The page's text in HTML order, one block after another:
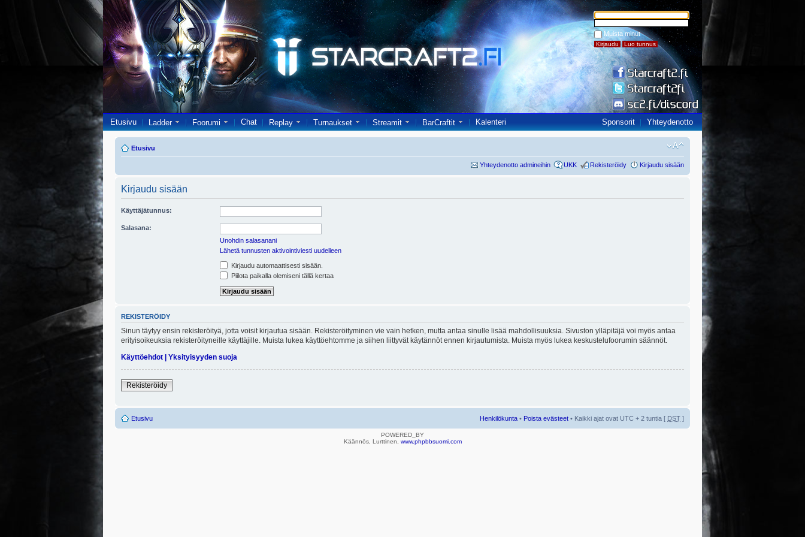
Muista minut
Etusivu Ladder Foorumi Chat Replay Turnaukset Streamit BarCraftit Kalenteri Sponsorit Yhteydenotto
Etusivu
Yhteydenotto admineihin UKK Rekisteröidy Kirjaudu sisään
Kirjaudu sisään
Käyttäjätunnus:
Salasana:
Unohdin salasanani
Lähetä tunnusten aktivointiviesti uudelleen
Kirjaudu automaattisesti sisään.
Piilota paikalla olemiseni tällä kertaa
REKISTERÖIDY
Sinun täytyy ensin rekisteröityä, jotta voisit kirjautua sisään. Rekisteröityminen vie vain hetken, mutta antaa sinulle lisää mahdollisuuksia. Sivuston ylläpitäjä voi myös antaa
erityisoikeuksia rekisteröityneille käyttäjille. Muista lukea käyttöehtomme ja siihen liittyvät käytännöt ennen kirjautumista. Muista myös lukea keskustelufoorumin säännöt.
Käyttöehdot | Yksityisyyden suoja
Rekisteröidy
Etusivu Henkilökunta • Poista evästeet • Kaikki ajat ovat UTC + 2 tuntia [ DST ]
POWERED_BY
Käännös, Lurttinen, www.phpbbsuomi.com